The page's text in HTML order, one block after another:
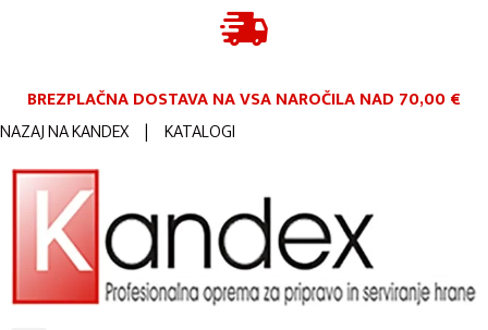
BREZPLAČNA DOSTAVA NA VSA NAROČILANAD 70,00 €
NAZAJ NA KANDEX | KATALOGI